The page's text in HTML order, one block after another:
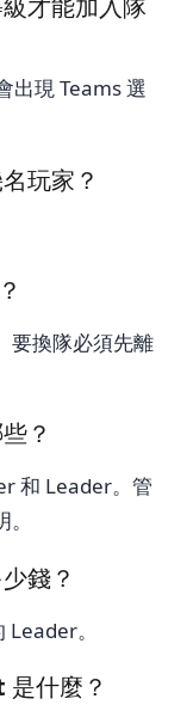
才能加入隊
出現 Teams 選
玩家？
要換隊必須先離
？
和 Leader。管
錢？
。
什麼？